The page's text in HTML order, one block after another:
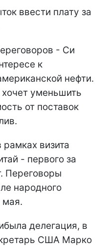
ввести плату за
- Си
к
нефти.
уменьшить
от поставок
визита
- первого за
Переговоры
народного
мая.
делегация, в
США Марко